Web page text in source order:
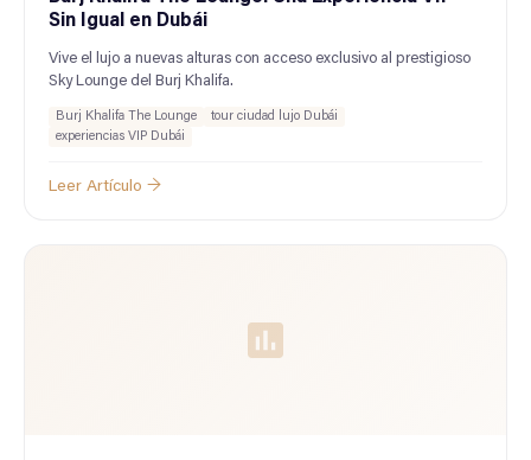
Sin Igual en Dubái
Vive el lujo a nuevas alturas con acceso exclusivo al prestigioso
Sky Lounge del Burj Khalifa.
Burj Khalifa The Lounge
tour ciudad lujo Dubái
experiencias VIP Dubái
Leer Artículo →